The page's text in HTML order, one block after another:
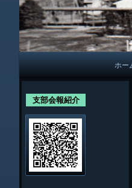
メ
イ
ン
ナ
ビ
ゲ
ー
ホー
支部会報紹介